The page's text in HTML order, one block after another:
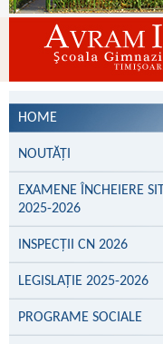
HOME
NOUTĂȚI
EXAMENE ÎNCHEIERE
2025-2026
INSPECȚII CN 2026
LEGISLAȚIE 2025-2026
PROGRAME SOCIALE